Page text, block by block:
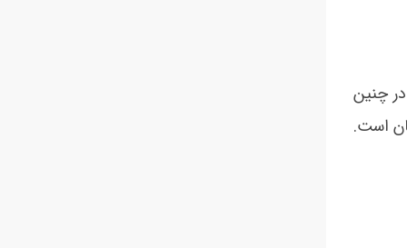
چنین
است.